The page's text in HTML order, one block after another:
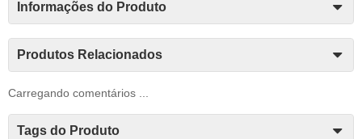
Informações do Produto
Produtos Relacionados
Carregando comentários ...
Tags do Produto